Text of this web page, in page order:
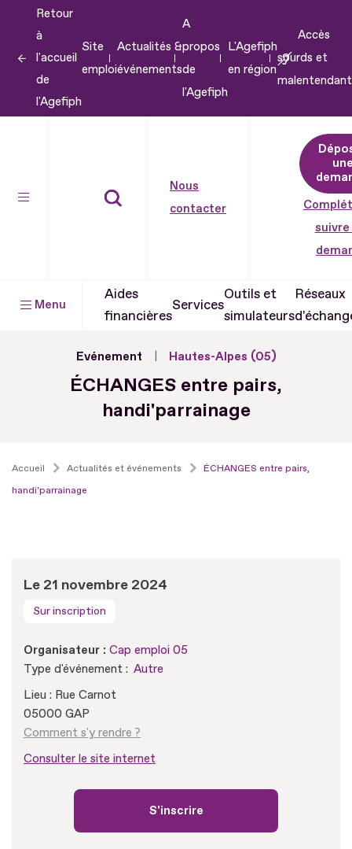
contenu
Retour
à
l'accueil
de
l'Agefiph
Site
emploi
Actualités &
événements
A
propos
de
l'Agefiph
L'Agefiph
en région
Accès
sourds et
Nous
contacter
suivre
Menu
Aides
financières
Services
Outils et
simulateurs
Réseaux
Evénement Hautes-Alpes (05)
ÉCHANGES entre pairs,
handi'parrainage
Accueil Actualités et événements
ÉCHANGES entre pairs,
handi'parrainage
Le 21 novembre 2024
Sur inscription
Organisateur : Cap emploi 05
Type d'événement : Autre
Lieu : Rue Carnot
05000 GAP
Comment s'y rendre ?
Consulter le site internet
S'inscrire